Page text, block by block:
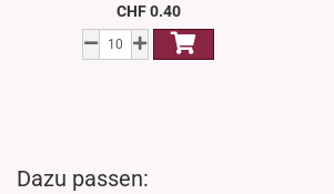
CHF 0.40
Dazu passen: